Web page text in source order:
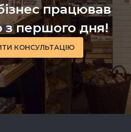
працював
з першого дня!
КОНСУЛЬТАЦІЮ